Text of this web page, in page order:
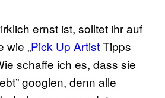
ernst ist, solltet ihr auf
wie „Pick Up ArtistTipps
schaffe ich es, dass sie
googlen, denn alle